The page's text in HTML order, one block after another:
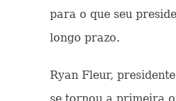
para o que seu
longo prazo.
Ryan Fleur,